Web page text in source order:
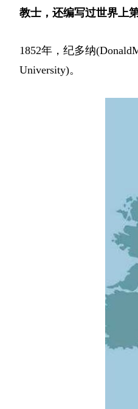
教士，还编写过世界上
1852年，纪多纳
University)。